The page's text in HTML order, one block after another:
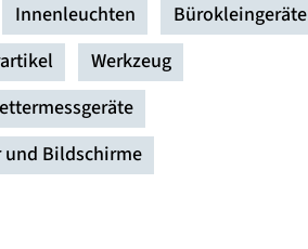
Innenleuchten
Bürokleingeräte
Werkzeug
und Bildschirme